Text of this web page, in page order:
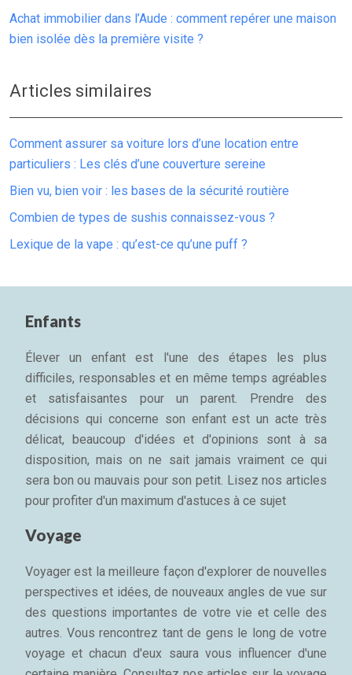
Achat immobilier dans l’Aude : comment repérer une maison
bien isolée dès la première visite ?
Articles similaires
Comment assurer sa voiture lors d’une location entre
particuliers : Les clés d’une couverture sereine
Bien vu, bien voir : les bases de la sécurité routière
Combien de types de sushis connaissez-vous ?
Lexique de la vape : qu’est-ce qu’une puff ?
Enfants
Élever un enfant est l'une des étapes les plus
difficiles, responsables et en même temps agréables
et satisfaisantes pour un parent. Prendre des
décisions qui concerne son enfant est un acte très
délicat, beaucoup d'idées et d'opinions sont à sa
disposition, mais on ne sait jamais vraiment ce qui
sera bon ou mauvais pour son petit. Lisez nos articles
pour profiter d'un maximum d'astuces à ce sujet
Voyage
Voyager est la meilleure façon d'explorer de nouvelles
perspectives et idées, de nouveaux angles de vue sur
des questions importantes de votre vie et celle des
autres. Vous rencontrez tant de gens le long de votre
voyage et chacun d'eux saura vous influencer d'une